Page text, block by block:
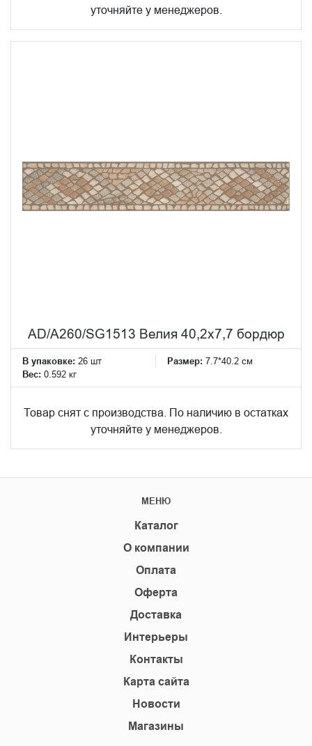
уточняйте у менеджеров.
AD/A260/SG1513 Велия 40,2x7,7 бордюр
В упаковке: 26 шт Размер: 7.7*40.2 см
Вес: 0.592 кг
Товар снят с производства. По наличию в остатках
уточняйте у менеджеров.
МЕНЮ
Каталог
О компании
Оплата
Оферта
Доставка
Интерьеры
Контакты
Карта сайта
Новости
Магазины